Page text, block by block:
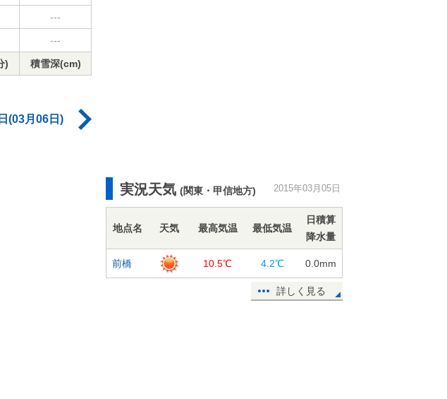
---
---
) 積雪深(cm)
(03月06日)
実況天気 (関東・甲信地方) 2015年03月05日
地点名 天気 最高気温 最低気温
日積算
降水量
前橋 10.5℃ 4.2℃ 0.0mm
詳しく見る